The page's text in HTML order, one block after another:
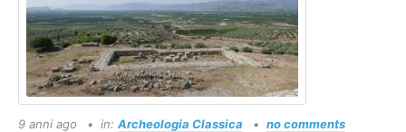
9 anni ago in: Archeologia Classica no comments